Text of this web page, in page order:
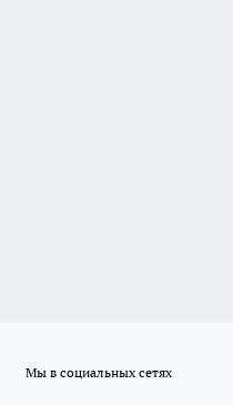
Мы в социальных сетях